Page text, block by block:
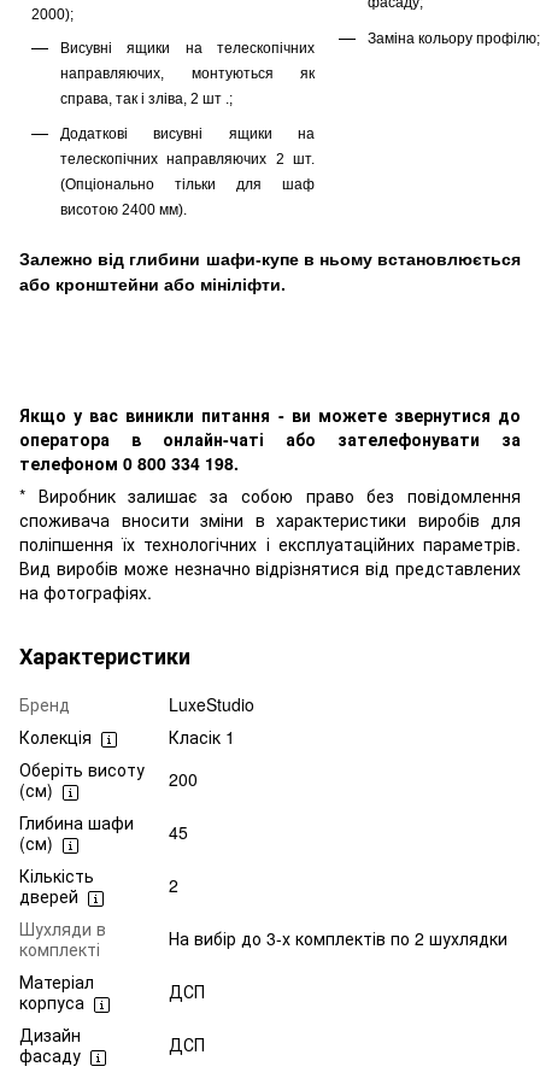
2000);
Висувні ящики на телескопічних
направляючих, монтуються як
справа, так і зліва, 2 шт .;
Додаткові висувні ящики на
телескопічних направляючих 2 шт.
(Опціонально тільки для шаф
висотою 2400 мм).
Заміна кольору профілю;
Залежно від глибини шафи-купе в ньому встановлюється
або кронштейни або мініліфти.
Якщо у вас виникли питання - ви можете звернутися до
оператора в онлайн-чаті або зателефонувати за
телефоном 0 800 334 198.
* Виробник залишає за собою право без повідомлення
споживача вносити зміни в характеристики виробів для
поліпшення їх технологічних і експлуатаційних параметрів.
Вид виробів може незначно відрізнятися від представлених
на фотографіях.
Характеристики
Бренд
LuxeStudio
Колекція
Класік 1
Оберіть висоту
(см)
200
Глибина шафи
(см)
45
Кількість
дверей
2
Шухляди в
комплекті
На вибір до 3-х комплектів по 2 шухлядки
Матеріал
корпуса
ДСП
Дизайн
фасаду
ДСП